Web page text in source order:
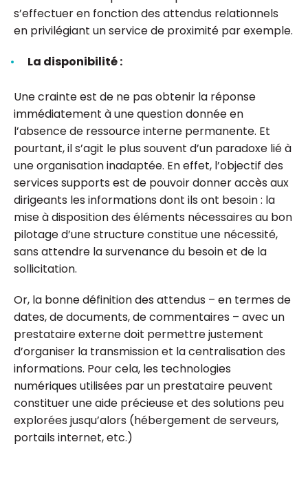
s’effectuer en fonction des attendus relationnels
en privilégiant un service de proximité par exemple.
La disponibilité :
Une crainte est de ne pas obtenir la réponse
immédiatement à une question donnée en
l’absence de ressource interne permanente. Et
pourtant, il s’agit le plus souvent d’un paradoxe lié à
une organisation inadaptée. En effet, l’objectif des
services supports est de pouvoir donner accès aux
dirigeants les informations dont ils ont besoin : la
mise à disposition des éléments nécessaires au bon
pilotage d’une structure constitue une nécessité,
sans attendre la survenance du besoin et de la
sollicitation.
Or, la bonne définition des attendus – en termes de
dates, de documents, de commentaires – avec un
prestataire externe doit permettre justement
d’organiser la transmission et la centralisation des
informations. Pour cela, les technologies
numériques utilisées par un prestataire peuvent
constituer une aide précieuse et des solutions peu
explorées jusqu’alors (hébergement de serveurs,
portails internet, etc.)